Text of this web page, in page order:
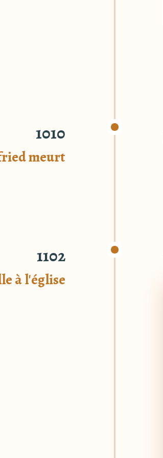
1010
meurt
1102
à l'église